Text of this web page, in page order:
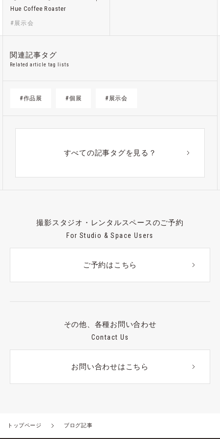
Hue Coffee Roaster
#展示会
関連記事タグ
Related article tag lists
#作品展 #個展 #展示会
すべての記事タグを見る？
撮影スタジオ・レンタルスペースのご予約
For Studio & Space Users
ご予約はこちら
その他、各種お問い合わせ
Contact Us
お問い合わせはこちら
トップページ ブログ記事